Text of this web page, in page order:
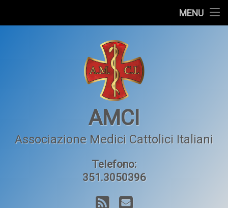
MENU
AMCI
Associazione Medici Cattolici Italiani
Telefono:
351.3050396
RSS Email